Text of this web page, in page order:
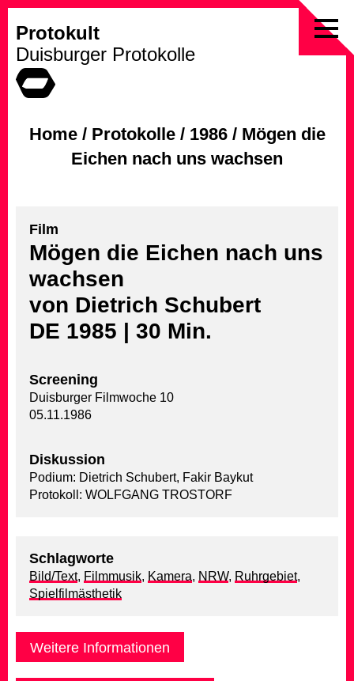
to
Protokult
Duisburger Protokolle
Home/ Protokolle/ 1986/ Mögen die
Eichen nach uns wachsen
Film
Mögen die Eichen nach uns
wachsen
von Dietrich Schubert
DE 1985 | 30 Min.
Screening
Duisburger Filmwoche 10
05.11.1986
Diskussion
Podium: Dietrich Schubert, Fakir Baykut
Protokoll: WOLFGANG TROSTORF
Schlagworte
Bild/Text, Filmmusik, Kamera, NRW, Ruhrgebiet,
Spielfilmästhetik
Weitere Informationen